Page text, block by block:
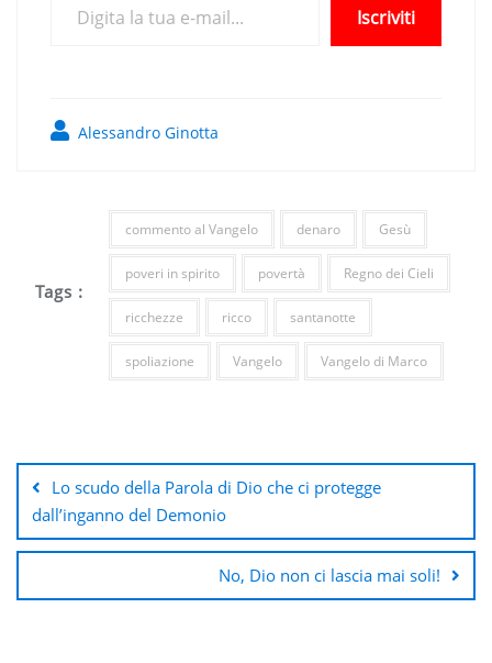
Iscriviti
Alessandro Ginotta
Tags :
commento al Vangelo denaro Gesù
poveri in spirito povertà Regno dei Cieli
ricchezze ricco santanotte
spoliazione Vangelo Vangelo di Marco
articoli
Lo scudo della Parola di Dio che ci protegge
dall’inganno del Demonio
No, Dio non ci lascia mai soli!